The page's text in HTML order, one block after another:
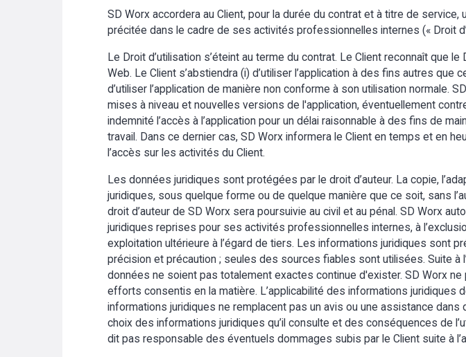
SD Worx accordera au Client, pour la durée du contrat et à titre de
précitée dans le cadre de ses activités professionnelles internes (« Droit
Le Droit d’utilisation s’éteint au terme du contrat. Le Client reconnaît que
Web. Le Client s’abstiendra (i) d’utiliser l’application à des fins autres
d’utiliser l’application de manière non conforme à son utilisation normale.
mises à niveau et nouvelles versions de l'application, éventuellement
indemnité l’accès à l’application pour un délai raisonnable à des fins de
travail. Dans ce dernier cas, SD Worx informera le Client en temps et en
l’accès sur les activités du Client.
Les données juridiques sont protégées par le droit d’auteur. La copie,
juridiques, sous quelque forme ou de quelque manière que ce soit, sans
droit d’auteur de SD Worx sera poursuivie au civil et au pénal. SD Worx
juridiques reprises pour ses activités professionnelles internes, à
exploitation ultérieure à l’égard de tiers. Les informations juridiques sont
précision et précaution ; seules des sources fiables sont utilisées. Suite à
données ne soient pas totalement exactes continue d'exister. SD Worx
efforts consentis en la matière. L’applicabilité des informations juridiques
informations juridiques ne remplacent pas un avis ou une assistance
choix des informations juridiques qu’il consulte et des conséquences de
dit pas responsable des éventuels dommages subis par le Client suite à